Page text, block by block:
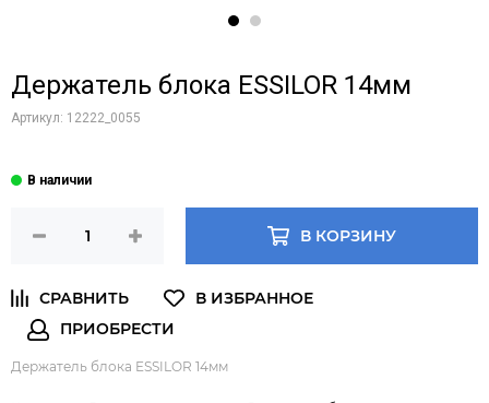
Держатель блока ESSILOR 14мм
Артикул: 12222_0055
В КОРЗИНУ
Держатель блока ESSILOR 14мм